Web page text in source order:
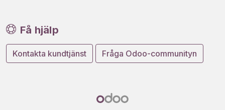
Få hjälp
Kontakta kundtjänst Fråga Odoo-communityn